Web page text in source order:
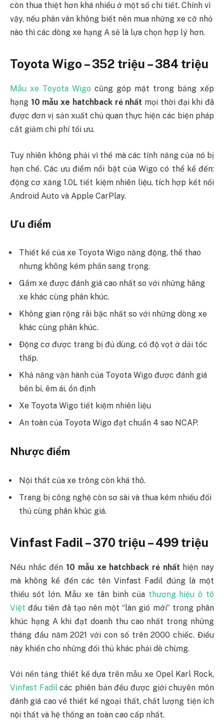
còn thua thiệt hơn khá nhiều ở một số chi tiết. Chính vì
vậy, nếu phân vân không biết nên mua những xe cỡ nhỏ
nào thì các dòng xe hạng A sẽ là lựa chọn hợp lý hơn.
Toyota Wigo – 352 triệu – 384 triệu
Mẫu xe Toyota Wigo cũng góp mặt trong bảng xếp
hạng 10 mẫu xe hatchback rẻ nhất mọi thời đại khi đã
được đơn vị sản xuất chủ quan thực hiện các biện pháp
cắt giảm chi phí tối ưu.
Tuy nhiên không phải vì thế mà các tính năng của nó bị
hạn chế. Các ưu điểm nổi bật của Wigo có thể kể đến:
động cơ xăng 1.0L tiết kiệm nhiên liệu, tích hợp kết nối
Android Auto và Apple CarPlay.
Ưu điểm
Thiết kế của xe Toyota Wigo năng động, thể thao
nhưng không kém phần sang trọng.
Gầm xe được đánh giá cao nhất so với những hãng
xe khác cùng phân khúc.
Không gian rộng rãi bậc nhất so với những dòng xe
khác cùng phân khúc.
Động cơ được trang bị đủ dùng, có độ vọt ở dải tốc
thấp.
Khả năng vận hành của Toyota Wigo được đánh giá
bền bỉ, êm ái, ổn định
Xe Toyota Wigo tiết kiệm nhiên liệu
An toàn của Toyota Wigo đạt chuẩn 4 sao NCAP.
Nhược điểm
Nội thất của xe trông còn khá thô.
Trang bị công nghệ còn sơ sài và thua kém nhiều đối
thủ cùng phân khúc giá.
Vinfast Fadil – 370 triệu – 499 triệu
Nếu nhắc đến 10 mẫu xe hatchback rẻ nhất hiện nay
mà không kể đến các tên Vinfast Fadil đúng là một
thiếu sót lớn. Mẫu xe tân binh của thương hiệu ô tô
Việt đầu tiên đã tạo nên một “làn gió mới” trong phân
khúc hạng A khi đạt doanh thu cao nhất trong những
tháng đầu năm 2021 với con số trên 2000 chiếc. Điều
này khiến cho những đối thủ khác phải dè chừng.
Với nền tảng thiết kế dựa trên mẫu xe Opel Karl Rock,
Vinfast Fadilcác phiên bản đều được giới chuyên môn
đánh giá cao về thiết kế ngoại thất, chất lượng tiện ích
nội thất và hệ thống an toàn cao cấp nhất.